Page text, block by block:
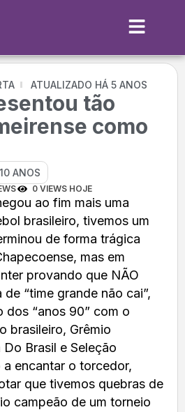
ATUALIZADO HÁ 5 ANOS
tão
como
ANOS
0 VIEWS HOJE
ao fim mais uma
brasileiro, tivemos um
de forma trágica
mas em
provando que NÃO
de “time grande não cai”,
dos “anos 90” com o
brasileiro, Grêmio
Brasil e Seleção
a encantar o torcedor,
que tivemos quebras de
campeão de um torneio